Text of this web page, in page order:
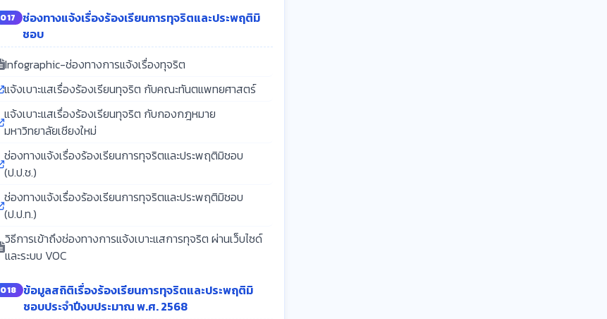
O17
ช่องทางแจ้งเรื่องร้องเรียนการทุจริตและประพฤติมิ
ชอบ
Infographic-ช่องทางการแจ้งเรื่องทุจริต
แจ้งเบาะแสเรื่องร้องเรียนทุจริต กับคณะทันตแพทยศาสตร์
แจ้งเบาะแสเรื่องร้องเรียนทุจริต กับกองกฎหมาย
มหาวิทยาลัยเชียงใหม่
ช่องทางแจ้งเรื่องร้องเรียนการทุจริตและประพฤติมิชอบ
(ป.ป.ช.)
ช่องทางแจ้งเรื่องร้องเรียนการทุจริตและประพฤติมิชอบ
(ป.ป.ท.)
วิธีการเข้าถึงช่องทางการแจ้งเบาะแสการทุจริต ผ่านเว็บไซด์
และระบบ VOC
O18 ข้อมูลสถิติเรื่องร้องเรียนการทุจริตและประพฤติมิ
ชอบประจำปีงบประมาณ พ.ศ. 2568